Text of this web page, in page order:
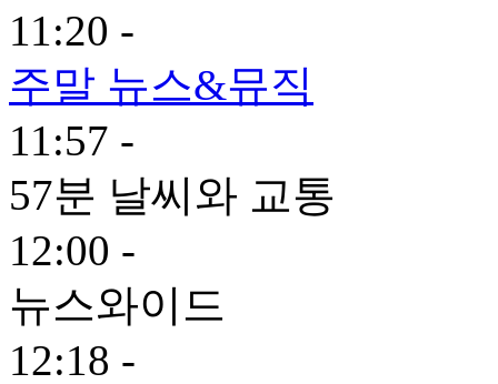
11:20 -
주말 뉴스&뮤직
11:57 -
57분 날씨와 교통
12:00 -
뉴스와이드
12:18 -